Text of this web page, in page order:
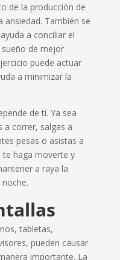
de la producción de
También se
a conciliar el
de mejor
puede actuar
a minimizar la
de ti. Ya sea
a correr, salgas a
pesas o asistas a
te haga moverte y
a raya la
tabletas,
pueden causar
importante. La